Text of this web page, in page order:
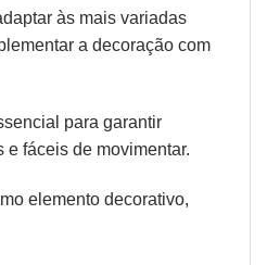
às mais variadas
a decoração com
para garantir
fáceis de movimentar.
elemento decorativo,